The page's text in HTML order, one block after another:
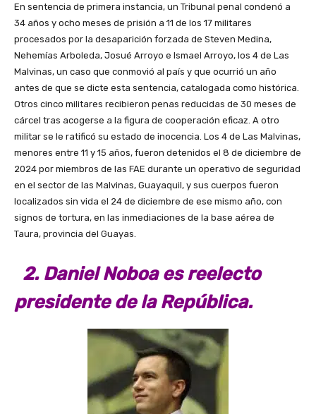
En sentencia de primera instancia, un Tribunal penal condenó a
34 años y ocho meses de prisión a 11 de los 17 militares
procesados por la desaparición forzada de Steven Medina,
Nehemías Arboleda, Josué Arroyo e Ismael Arroyo, los 4 de Las
Malvinas, un caso que conmovió al país y que ocurrió un año
antes de que se dicte esta sentencia, catalogada como histórica.
Otros cinco militares recibieron penas reducidas de 30 meses de
cárcel tras acogerse a la figura de cooperación eficaz. A otro
militar se le ratificó su estado de inocencia. Los 4 de Las Malvinas,
menores entre 11 y 15 años, fueron detenidos el 8 de diciembre de
2024 por miembros de las FAE durante un operativo de seguridad
en el sector de las Malvinas, Guayaquil, y sus cuerpos fueron
localizados sin vida el 24 de diciembre de ese mismo año, con
signos de tortura, en las inmediaciones de la base aérea de
Taura, provincia del Guayas.
2. Daniel Noboa es reelecto
presidente de la República.